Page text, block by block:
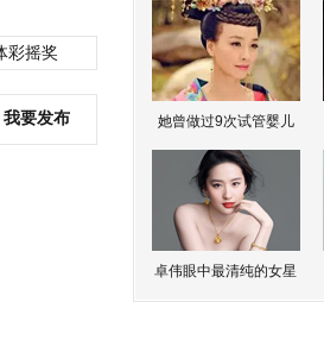
彩摇奖
我要发布 她曾做过9次试管婴儿
卓伟眼中最清纯的女星